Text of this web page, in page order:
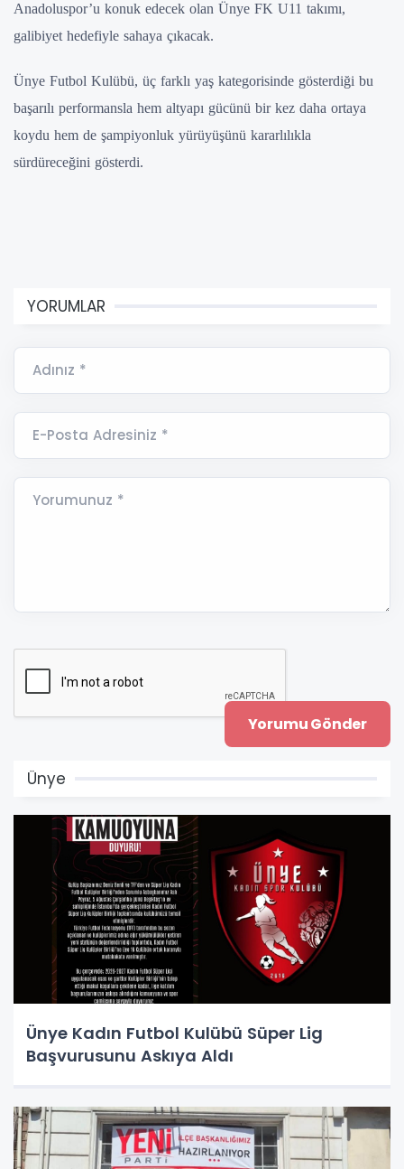
Anadoluspor’u konuk edecek olan Ünye FK U11 takımı,
galibiyet hedefiyle sahaya çıkacak.
Ünye Futbol Kulübü, üç farklı yaş kategorisinde gösterdiği bu
başarılı performansla hem altyapı gücünü bir kez daha ortaya
koydu hem de şampiyonluk yürüyüşünü kararlılıkla
sürdüreceğini gösterdi.
YORUMLAR
Adınız *
E-Posta Adresiniz *
Yorumunuz *
Ünye
Ünye Kadın Futbol Kulübü Süper Lig
Başvurusunu Askıya Aldı